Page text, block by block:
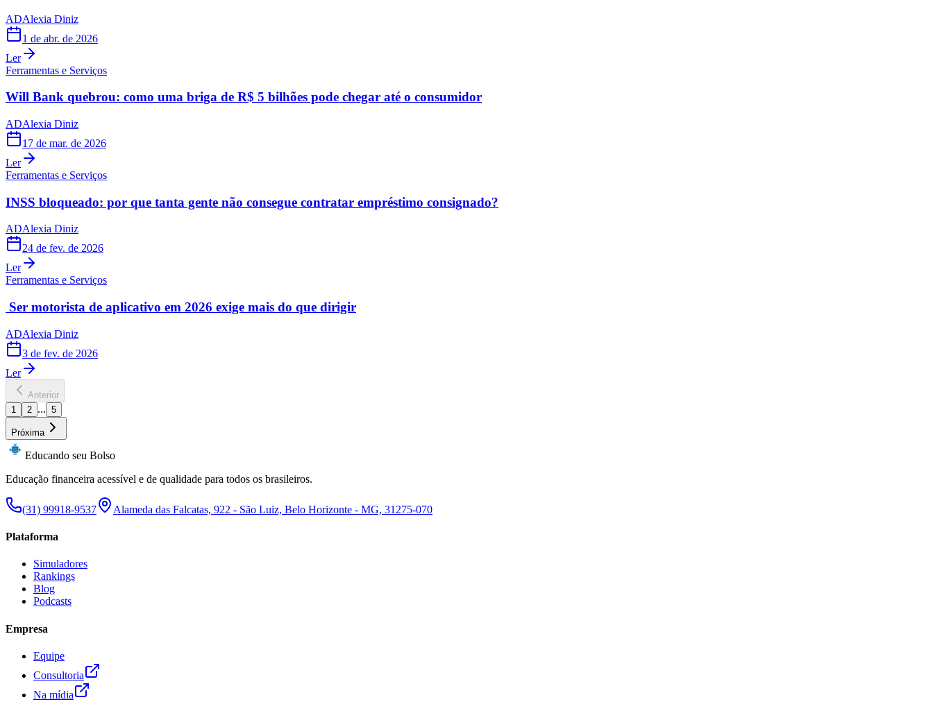
ADAlexia Diniz
1 de abr. de 2026
Ler
Ferramentas e Serviços
Will Bank quebrou: como uma briga de R$ 5 bilhões pode chegar até o consumidor
ADAlexia Diniz
17 de mar. de 2026
Ler
Ferramentas e Serviços
INSS bloqueado: por que tanta gente não consegue contratar empréstimo consignado?
ADAlexia Diniz
24 de fev. de 2026
Ler
Ferramentas e Serviços
Ser motorista de aplicativo em 2026 exige mais do que dirigir
ADAlexia Diniz
3 de fev. de 2026
Ler
Anterior
1
2 ... 5
Próxima
Educando seu Bolso
Educação financeira acessível e de qualidade para todos os brasileiros.
(31) 99918-9537 Alameda das Falcatas, 922 - São Luiz, Belo Horizonte - MG, 31275-070
Plataforma
Simuladores
Rankings
Blog
Podcasts
Empresa
Equipe
Consultoria
Na mídia